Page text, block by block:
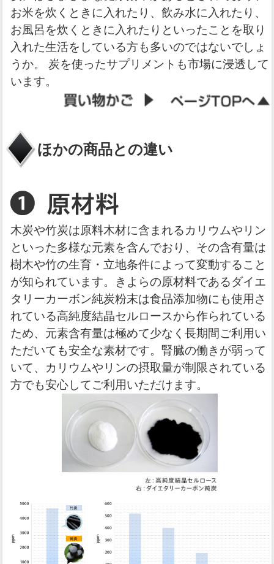
お米を炊くときに入れたり、飲み水に入れたり、
お風呂を炊くときに入れたりといったことを取り
入れた生活をしている方も多いのではないでしょ
うか。 炭を使ったサプリメントも市場に浸透して
います。
ほかの商品との違い
木炭や竹炭は原料木材に含まれるカリウムやリン
といった多様な元素を含んでおり、その含有量は
樹木や竹の生育・立地条件によって変動すること
が知られています。きよらの原材料であるダイエ
タリーカーボン純炭粉末は食品添加物にも使用さ
れている高純度結晶セルロースから作られている
ため、元素含有量は極めて少なく長期間ご利用い
ただいても安全な素材です。腎臓の働きが弱って
いて、カリウムやリンの摂取量が制限されている
方でも安心してご利用いただけます。